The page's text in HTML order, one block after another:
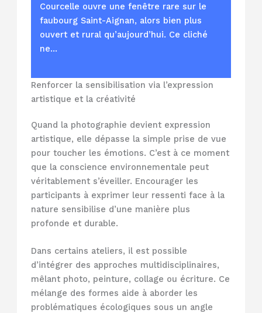
Courcelle ouvre une fenêtre rare sur le
faubourg Saint-Aignan, alors bien plus
ouvert et rural qu’aujourd’hui. Ce cliché
ne…
Renforcer la sensibilisation via l’expression
artistique et la créativité
Quand la photographie devient expression
artistique, elle dépasse la simple prise de vue
pour toucher les émotions. C’est à ce moment
que la conscience environnementale peut
véritablement s’éveiller. Encourager les
participants à exprimer leur ressenti face à la
nature sensibilise d’une manière plus
profonde et durable.
Dans certains ateliers, il est possible
d’intégrer des approches multidisciplinaires,
mêlant photo, peinture, collage ou écriture. Ce
mélange des formes aide à aborder les
problématiques écologiques sous un angle